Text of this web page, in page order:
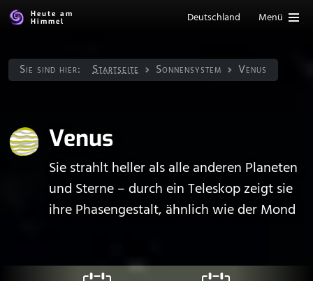
Heute am
Himmel
Deutschland Menü
Sie sind hier: Startseite Sonnen­system Venus
Venus
Sie strahlt heller als alle anderen Planeten
und Sterne – durch ein Teleskop zeigt sie
ihre Phasengestalt, ähnlich wie der Mond